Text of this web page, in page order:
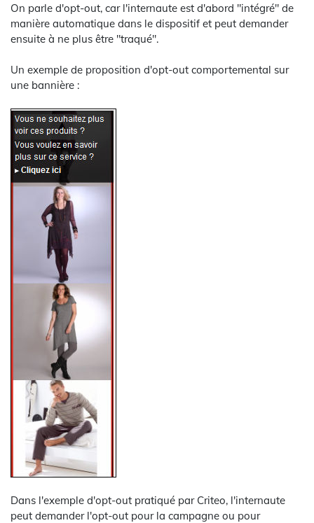
On parle d'opt-out, car l'internaute est d'abord "intégré" de
manière automatique dans le dispositif et peut demander
ensuite à ne plus être "traqué".
Un exemple de proposition d'opt-out comportemental sur
une bannière :
Dans l'exemple d'opt-out pratiqué par Criteo, l'internaute
peut demander l'opt-out pour la campagne ou pour